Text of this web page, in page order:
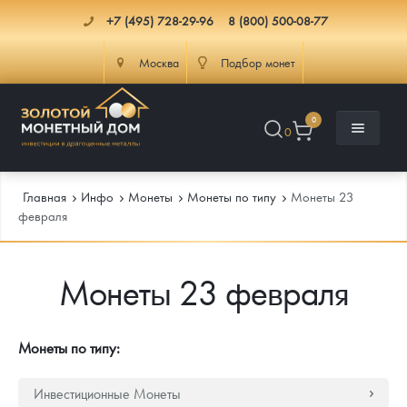
+7 (495) 728-29-96 8 (800) 500-08-77
Москва Подбор монет
0
0
Каталог Монет
Инвестиционные монеты
Как сделать заказ
Доставка
Главная Инфо Монеты Монеты по типу
Монеты 23
февраля
Монеты 23 февраля
Монеты по типу:
Инвестиционные Монеты